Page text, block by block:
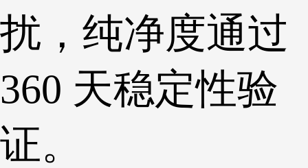
扰，纯净度通过
360 天稳定性验
证。